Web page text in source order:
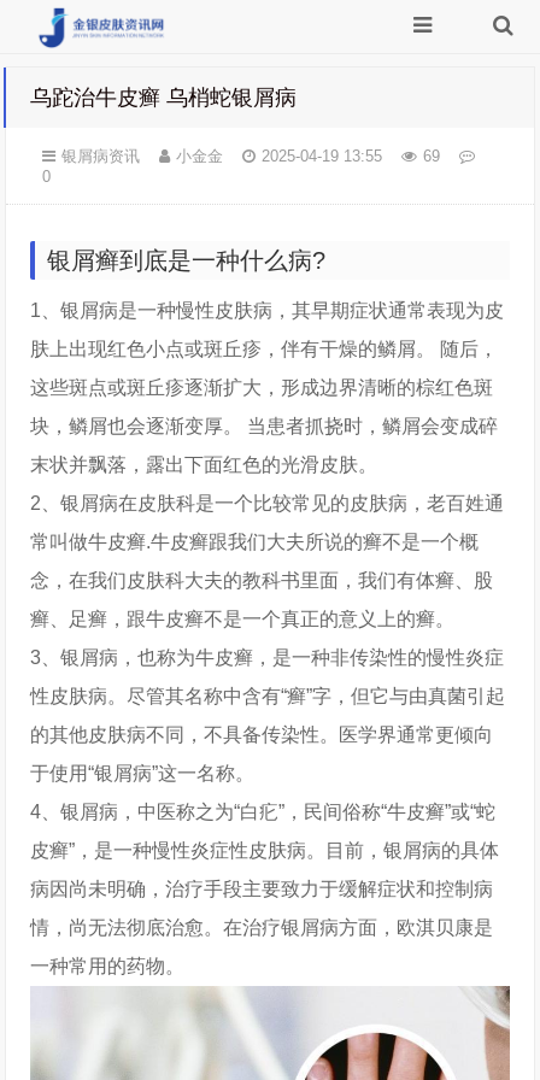
乌跎治牛皮癣 乌梢蛇银屑病
银屑病资讯 小金金 2025-04-19 13:55
69
0
银屑癣到底是一种什么病?
1、银屑病是一种慢性皮肤病，其早期症状通常表现为皮
肤上出现红色小点或斑丘疹，伴有干燥的鳞屑。 随后，
这些斑点或斑丘疹逐渐扩大，形成边界清晰的棕红色斑
块，鳞屑也会逐渐变厚。 当患者抓挠时，鳞屑会变成碎
末状并飘落，露出下面红色的光滑皮肤。
2、银屑病在皮肤科是一个比较常见的皮肤病，老百姓通
常叫做牛皮癣.牛皮癣跟我们大夫所说的癣不是一个概
念，在我们皮肤科大夫的教科书里面，我们有体癣、股
癣、足癣，跟牛皮癣不是一个真正的意义上的癣。
3、银屑病，也称为牛皮癣，是一种非传染性的慢性炎症
性皮肤病。尽管其名称中含有“癣”字，但它与由真菌引起
的其他皮肤病不同，不具备传染性。医学界通常更倾向
于使用“银屑病”这一名称。
4、银屑病，中医称之为“白疕”，民间俗称“牛皮癣”或“蛇
皮癣”，是一种慢性炎症性皮肤病。目前，银屑病的具体
病因尚未明确，治疗手段主要致力于缓解症状和控制病
情，尚无法彻底治愈。在治疗银屑病方面，欧淇贝康是
一种常用的药物。